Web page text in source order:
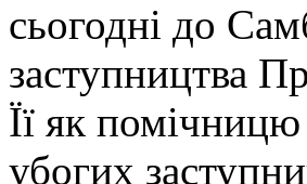
сьогодні до
заступництва
Її як
убогих